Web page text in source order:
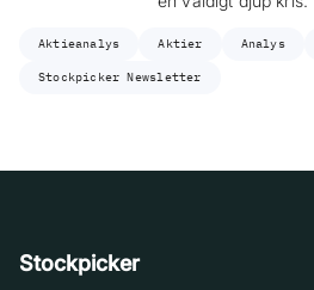
Aktieanalys Aktier Analys
Stockpicker Newsletter
Stockpicker